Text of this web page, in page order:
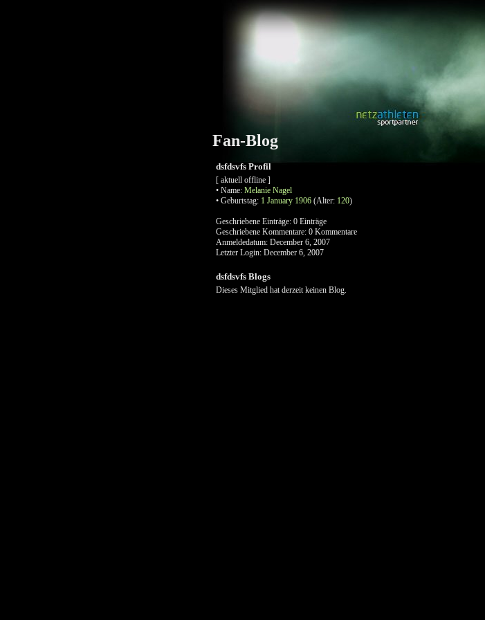
Fan-Blog
dsfdsvfs Profil
[ aktuell offline ]
• Name: Melanie Nagel
• Geburtstag: 1 January 1906 (Alter: 120)
Geschriebene Einträge: 0 Einträge
Geschriebene Kommentare: 0 Kommentare
Anmeldedatum: December 6, 2007
Letzter Login: December 6, 2007
dsfdsvfs Blogs
Dieses Mitglied hat derzeit keinen Blog.